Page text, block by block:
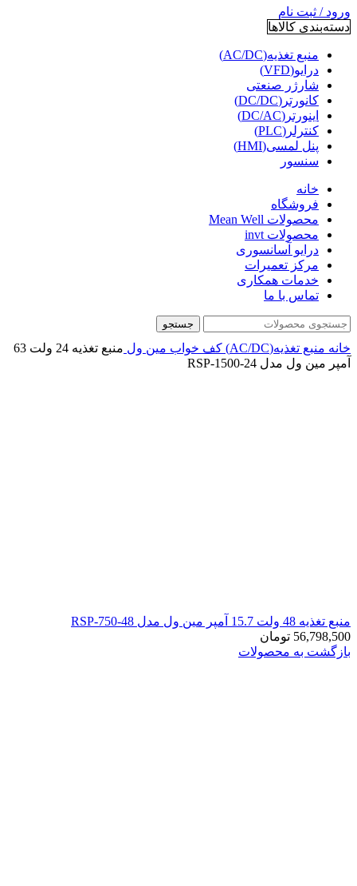
ورود / ثبت نام
دسته‌بندی کالاها
منبع تغذیه(AC/DC)
درایو(VFD)
شارژر صنعتی
کانورتر(DC/DC)
اینورتر(DC/AC)
کنترلر(PLC)
پنل لمسی(HMI)
سنسور
خانه
فروشگاه
محصولات Mean Well
محصولات invt
درایو آسانسوری
مرکز تعمیرات
خدمات همکاری
تماس با ما
جستجو
خانه منبع تغذیه(AC/DC) کف خواب مین ول
منبع تغذیه 24 ولت 63
آمپر مین ول مدل RSP-1500-24
منبع تغذیه 48 ولت 15.7 آمپر مین ول مدل RSP-750-48
56,798,500 تومان
بازگشت به محصولات